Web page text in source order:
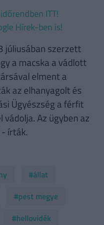
ITT!
Hírek-ben is!
júliusában szerzett
a macska a vádlott
elment a
az elhanyagolt és
Ügyészség a férfit
Az ügyben az
írták.
#állat
#pest megye
#hellovidék